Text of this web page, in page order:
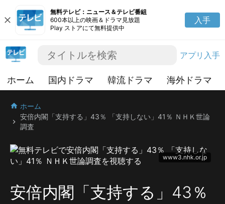
close
無料テレビ：ニュース＆テレビ番組
600本以上の映画＆ドラマ見放題
Play ストアにて無料提供中
入手
アプリ入手
ホーム 国内ドラマ 韓流ドラマ 海外ドラマ
home ホーム
chevron_right
安倍内閣「支持する」43％ 「支持しない」41％ ＮＨＫ世論
調査
www3.nhk.or.jp
安倍内閣「支持する」43％